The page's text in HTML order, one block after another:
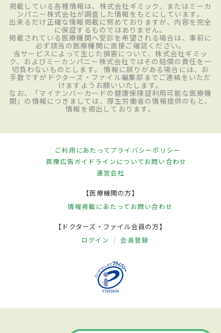
掲載している各種情報は、株式会社ギミック、またはミーカ
ンパニー株式会社が調査した情報をもとにしています。
出来るだけ正確な情報掲載に努めておりますが、内容を完全
に保証するものではありません。
掲載されている医療機関へ受診を希望される場合は、事前に
必ず該当の医療機関に直接ご確認ください。
当サービスによって生じた損害について、株式会社ギミッ
ク、およびミーカンパニー株式会社ではその賠償の責任を一
切負わないものとします。 情報に誤りがある場合には、お
手数ですがドクターズ・ファイル編集部までご連絡をいただ
けますようお願いいたします。
なお、「マイナンバーカードの健康保険証利用可能な医療機
関」の情報につきましては、厚生労働省の情報提供のもと、
情報を掲出しております。
ご利用にあたってプライバシーポリシー
医療広告ガイドラインについてお問い合わせ
運営会社
【医療機関の方】
情報掲載にあたって お問い合わせ
【ドクターズ・ファイル会員の方】
ログイン 会員登録